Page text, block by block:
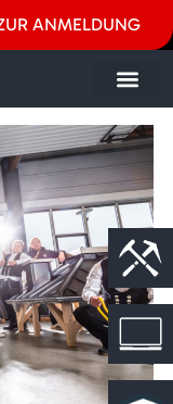
ANMELDUNG